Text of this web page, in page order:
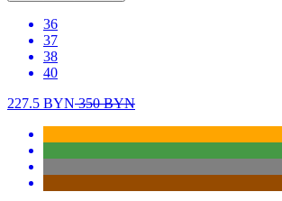
36
37
38
40
227.5 BYN350BYN